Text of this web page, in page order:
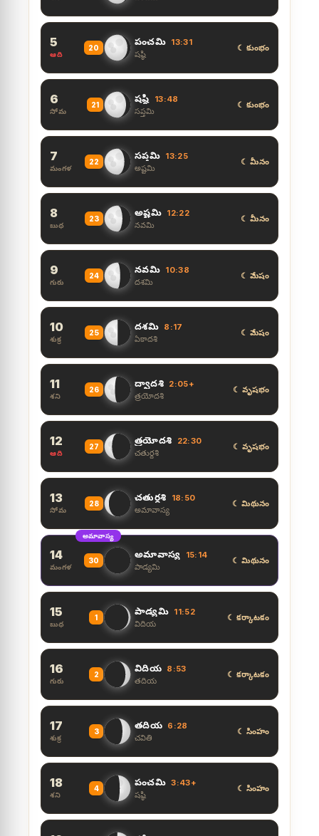
5
ఆది
20
పంచమి 13:31
షష్ఠి
☾ కుంభం
6
సోమ
21
షష్ఠి
13:48
సప్తమి
☾ కుంభం
7
మంగళ
22
సప్తమి 13:25
అష్టమి
☾ మీనం
8
బుధ
23
అష్టమి 12:22
నవమి
☾ మీనం
9
గురు
24
నవమి 10:38
దశమి
☾ మేషం
10
శుక్ర
25
దశమి 8:17
ఏకాదశి
☾ మేషం
11
శని
26
ద్వాదశి 2:05+
త్రయోదశి
☾ వృషభం
12
ఆది
27
త్రయోదశి
22:30
చతుర్దశి
☾ వృషభం
13
సోమ
28
చతుర్దశి
18:50
అమావాస్య
☾ మిథునం
అమావాస్య
14
మంగళ
30
అమావాస్య
15:14
పాడ్యమి
☾ మిథునం
15
బుధ
1
పాడ్యమి 11:52
విదియ
☾ కర్కాటకం
16
గురు
2
విదియ 8:53
తదియ
☾ కర్కాటకం
17
శుక్ర
3
తదియ 6:28
చవితి
☾ సింహం
18
శని
4
పంచమి 3:43+
షష్ఠి
☾ సింహం